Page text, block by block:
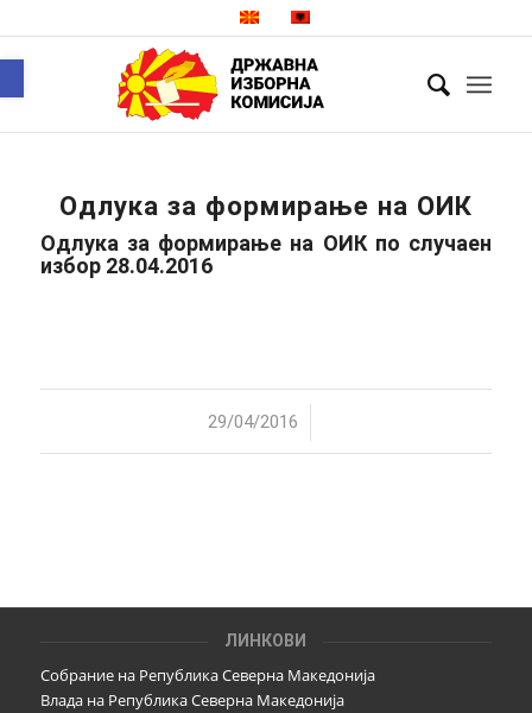
Одлука за формирање на ОИК
Одлука за формирање на ОИК по случаен
избор 28.04.2016
29/04/2016
/
ЛИНКОВИ
Собрание на Република Северна Македонија
Влада на Република Северна Македонија
Open toolbar